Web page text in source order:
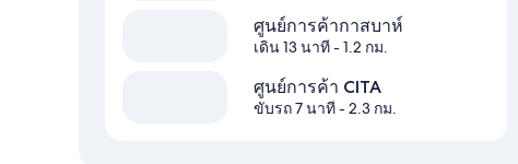
ศูนย์การค้ากาสบาห์
เดิน 13 นาที- 1.2 กม.
ศูนย์การค้า CITA
ขับรถ 7 นาที- 2.3 กม.